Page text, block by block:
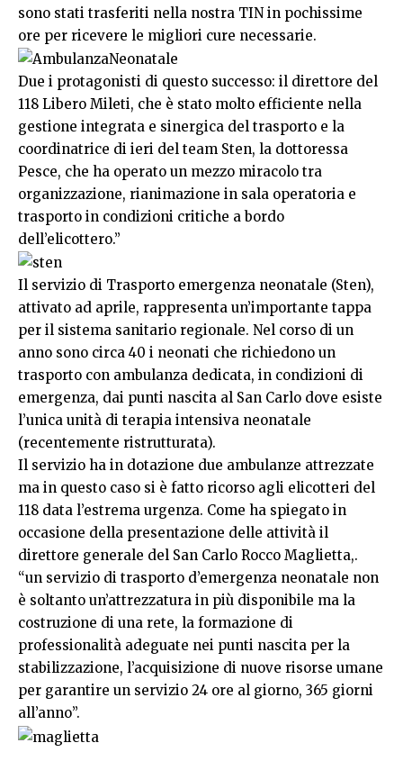
sono stati trasferiti nella nostra TIN in pochissime
ore per ricevere le migliori cure necessarie.
Due i protagonisti di questo successo: il direttore del
118 Libero Mileti, che è stato molto efficiente nella
gestione integrata e sinergica del trasporto e la
coordinatrice di ieri del team Sten, la dottoressa
Pesce, che ha operato un mezzo miracolo tra
organizzazione, rianimazione in sala operatoria e
trasporto in condizioni critiche a bordo
dell’elicottero.”
Il servizio di Trasporto emergenza neonatale (Sten),
attivato ad aprile, rappresenta un’importante tappa
per il sistema sanitario regionale. Nel corso di un
anno sono circa 40 i neonati che richiedono un
trasporto con ambulanza dedicata, in condizioni di
emergenza, dai punti nascita al San Carlo dove esiste
l’unica unità di terapia intensiva neonatale
(recentemente ristrutturata).
Il servizio ha in dotazione due ambulanze attrezzate
ma in questo caso si è fatto ricorso agli elicotteri del
118 data l’estrema urgenza. Come ha spiegato in
occasione della presentazione delle attività il
direttore generale del San Carlo Rocco Maglietta,.
“un servizio di trasporto d’emergenza neonatale non
è soltanto un’attrezzatura in più disponibile ma la
costruzione di una rete, la formazione di
professionalità adeguate nei punti nascita per la
stabilizzazione, l’acquisizione di nuove risorse umane
per garantire un servizio 24 ore al giorno, 365 giorni
all’anno”.